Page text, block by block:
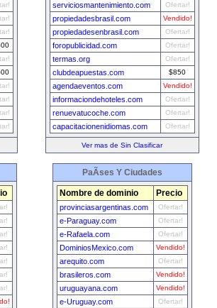
serviciosmantenimiento.com Ofertar!
propiedadesbrasil.com Vendido!
propiedadesenbrasil.com Ofertar!
foropublicidad.com Ofertar!
termas.org Ofertar!
clubdeapuestas.com $850
agendaeventos.com Vendido!
informaciondehoteles.com Ofertar!
renuevatucoche.com Ofertar!
capacitacionenidiomas.com Ofertar!
Ver mas de Sin Clasificar
PaÃ­ses Y Ciudades
Nombre de dominio Precio
provinciasargentinas.com Ofertar!
e-Paraguay.com Ofertar!
e-Rafaela.com Ofertar!
DominiosMexico.com Vendido!
arequito.com Ofertar!
brasileros.com Vendido!
uruguayana.com Vendido!
e-Uruguay.com Ofertar!